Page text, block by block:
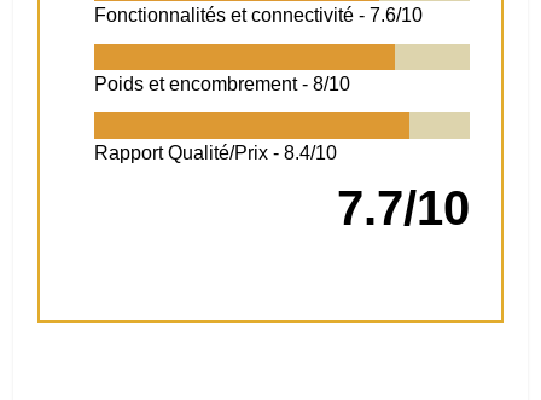
Fonctionnalités et connectivité -7.6/10
Poids et encombrement -8/10
Rapport Qualité/Prix -8.4/10
7.7/10